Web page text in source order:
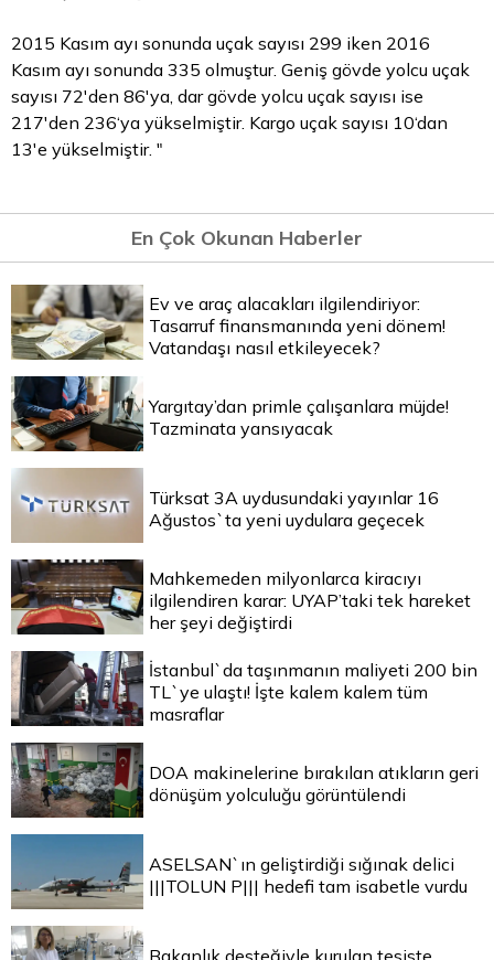
2015 Kasım ayı sonunda uçak sayısı 299 iken 2016
Kasım ayı sonunda 335 olmuştur. Geniş gövde yolcu uçak
sayısı 72'den 86'ya, dar gövde yolcu uçak sayısı ise
217'den 236‘ya yükselmiştir. Kargo uçak sayısı 10‘dan
13'e yükselmiştir. "
En Çok Okunan Haberler
Ev ve araç alacakları ilgilendiriyor:
Tasarruf finansmanında yeni dönem!
Vatandaşı nasıl etkileyecek?
Yargıtay’dan primle çalışanlara müjde!
Tazminata yansıyacak
Türksat 3A uydusundaki yayınlar 16
Ağustos`ta yeni uydulara geçecek
Mahkemeden milyonlarca kiracıyı
ilgilendiren karar: UYAP’taki tek hareket
her şeyi değiştirdi
İstanbul`da taşınmanın maliyeti 200 bin
TL`ye ulaştı! İşte kalem kalem tüm
masraflar
DOA makinelerine bırakılan atıkların geri
dönüşüm yolculuğu görüntülendi
ASELSAN`ın geliştirdiği sığınak delici
|||TOLUN P||| hedefi tam isabetle vurdu